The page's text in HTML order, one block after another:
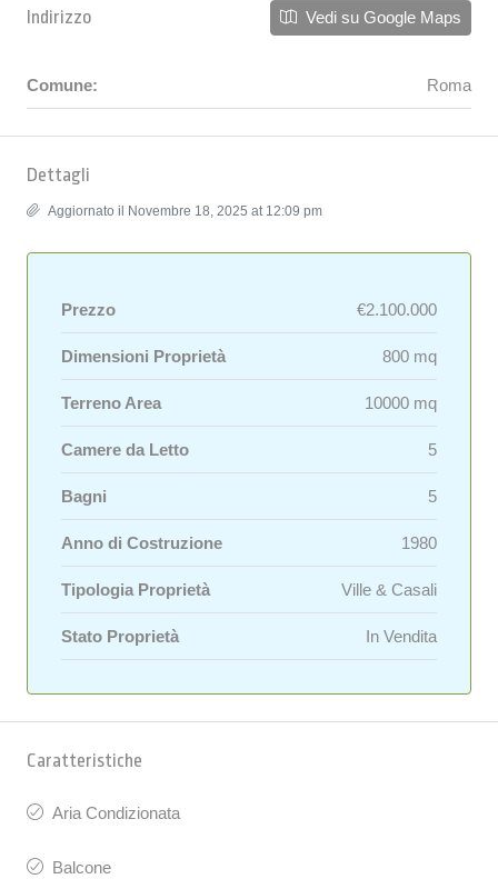
Indirizzo Vedi su Google Maps
Comune: Roma
Dettagli
Aggiornato il Novembre 18, 2025 at 12:09 pm
Prezzo €2.100.000
Dimensioni Proprietà 800 mq
Terreno Area 10000 mq
Camere da Letto 5
Bagni 5
Anno di Costruzione 1980
Tipologia Proprietà Ville & Casali
Stato Proprietà In Vendita
Caratteristiche
Aria Condizionata
Balcone